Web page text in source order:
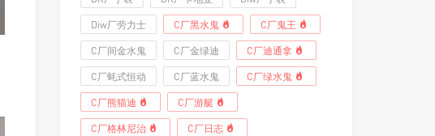
Diw厂劳力士 C厂黑水鬼 C厂鬼王
C厂间金水鬼 C厂金绿迪 C厂迪通拿
C厂蚝式恒动 C厂蓝水鬼 C厂绿水鬼
C厂熊猫迪 C厂游艇
C厂格林尼治 C厂日志